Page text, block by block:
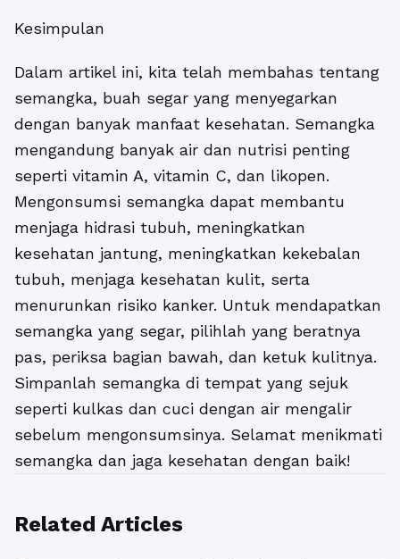
Kesimpulan
Dalam artikel ini, kita telah membahas tentang
semangka, buah segar yang menyegarkan
dengan banyak manfaat kesehatan. Semangka
mengandung banyak air dan nutrisi penting
seperti vitamin A, vitamin C, dan likopen.
Mengonsumsi semangka dapat membantu
menjaga hidrasi tubuh, meningkatkan
kesehatan jantung, meningkatkan kekebalan
tubuh, menjaga kesehatan kulit, serta
menurunkan risiko kanker. Untuk mendapatkan
semangka yang segar, pilihlah yang beratnya
pas, periksa bagian bawah, dan ketuk kulitnya.
Simpanlah semangka di tempat yang sejuk
seperti kulkas dan cuci dengan air mengalir
sebelum mengonsumsinya. Selamat menikmati
semangka dan jaga kesehatan dengan baik!
Related Articles